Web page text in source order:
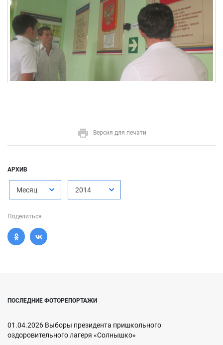
Версия для печати
АРХИВ
Месяц 2014
Поделиться
ПОСЛЕДНИЕ ФОТОРЕПОРТАЖИ
01.04.2026 Выборы президента пришкольного
оздоровительного лагеря «Солнышко»